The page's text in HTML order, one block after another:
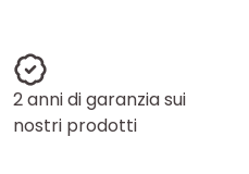
2 anni di garanzia sui
nostri prodotti